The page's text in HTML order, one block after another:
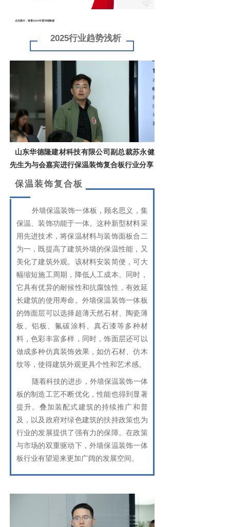
点击图片，查看2024年度详细数据
2025行业趋势浅析
山东华德隆建材科技有限公司副总裁苏永健
先生为与会嘉宾进行保温装饰复合板行业分享
保温装饰复合板
外墙保温装饰一体板，顾名思义，集
保温、装饰功能于一体。这种新型材料采
用先进技术，将保温材料与装饰面板合二
为一，既提高了建筑外墙的保温性能，又
美化了建筑外观。该材料安装简便，可大
幅缩短施工周期，降低人工成本。同时，
它具有优异的耐候性和抗腐蚀性，有效延
长建筑的使用寿命。外墙保温装饰一体板
的饰面层可以选择超薄天然石材、陶瓷薄
板、铝板、氟碳涂料 、真石漆等多种材
料，色彩丰富多样，同时，饰面层还可以
做成多种仿真装饰效果，如仿石材、仿木
纹等，使得建筑外观更具个性和艺术感。
随着科技的进步，外墙保温装饰一体
板的制造工艺不断优化，性能也得到显著
提升。叠加装配式建筑的持续推广和普
及，以及政府对绿色建筑的扶持政策也为
行业的发展提供了强有力的保障。在政策
与市场的双重驱动下，外墙保温装饰一体
板行业有望迎来更加广阔的发展空间。